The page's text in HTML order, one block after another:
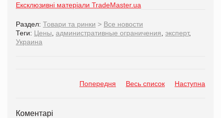
Ексклюзивні матеріали TradeMaster.ua
Раздел: Товари та ринки > Все новости
Теги: Цены административные ограничения эксперт,
Украина
Попередня Весь список Наступна
Коментарі